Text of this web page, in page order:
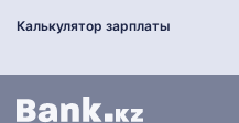
Калькулятор зарплаты